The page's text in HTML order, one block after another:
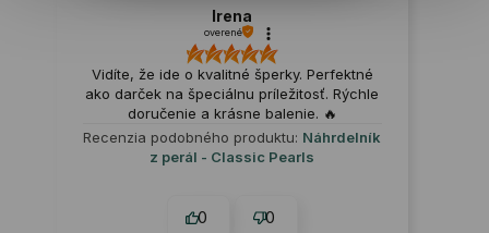
Irena
overené
Vidíte, že ide o kvalitné šperky. Perfektné
ako darček na špeciálnu príležitosť. Rýchle
doručenie a krásne balenie. 🔥
Recenzia podobného produktu: Náhrdelník
z perál - Classic Pearls
0 0